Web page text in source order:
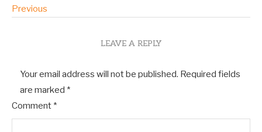
Previous
LEAVE A REPLY
Your email address will not be published. Required fields
are marked *
Comment *